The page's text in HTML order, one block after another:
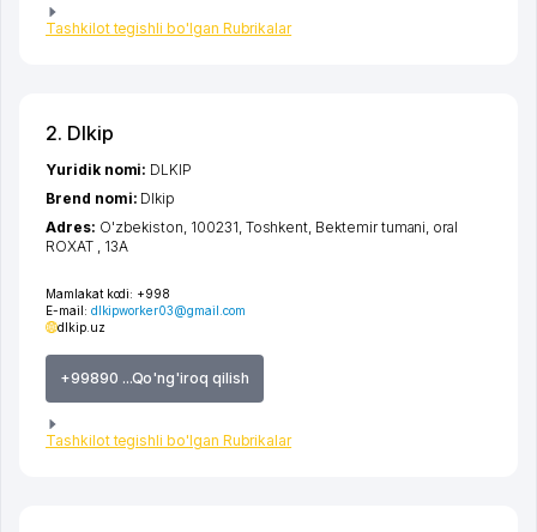
Tashkilot tegishli bo'lgan Rubrikalar
2. Dlkip
Mamlakat kodi: +998
E-mail: dlkipworker03@gmail.com
dlkip.uz
+99890 ...Qo'ng'iroq qilish
Tashkilot tegishli bo'lgan Rubrikalar
Yuridik nomi: DLKIP
Brend nomi: Dlkip
Adres: O'zbekiston, 100231, Toshkent, Bektemir tumani, oral
ROXAT , 13A